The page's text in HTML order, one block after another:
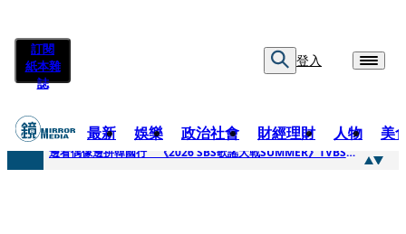
訂閱
紙本雜
誌
登入
最新 娛樂 政治社會 財經理財 人物 美
快訊
邊看偶像邊拚韓國行 《2026 SBS歌謠大戰SUMMER》TVBS直播祭追星福利